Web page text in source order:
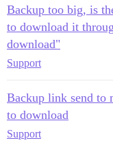
Backup too big, is
to download it
download"
Support
Backup link send to
to download
Support